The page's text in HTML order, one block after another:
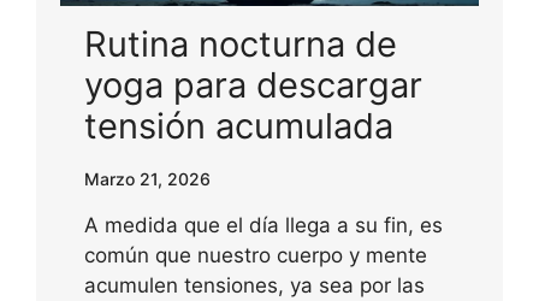
Rutina nocturna de
yoga para descargar
tensión acumulada
Marzo 21, 2026
A medida que el día llega a su fin, es
común que nuestro cuerpo y mente
acumulen tensiones, ya sea por las